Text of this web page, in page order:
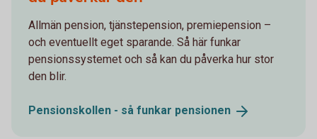
Allmän pension, tjänstepension, premiepension –
och eventuellt eget sparande. Så här funkar
pensionssystemet och så kan du påverka hur stor
den blir.
Pensionskollen - så funkar pensionen